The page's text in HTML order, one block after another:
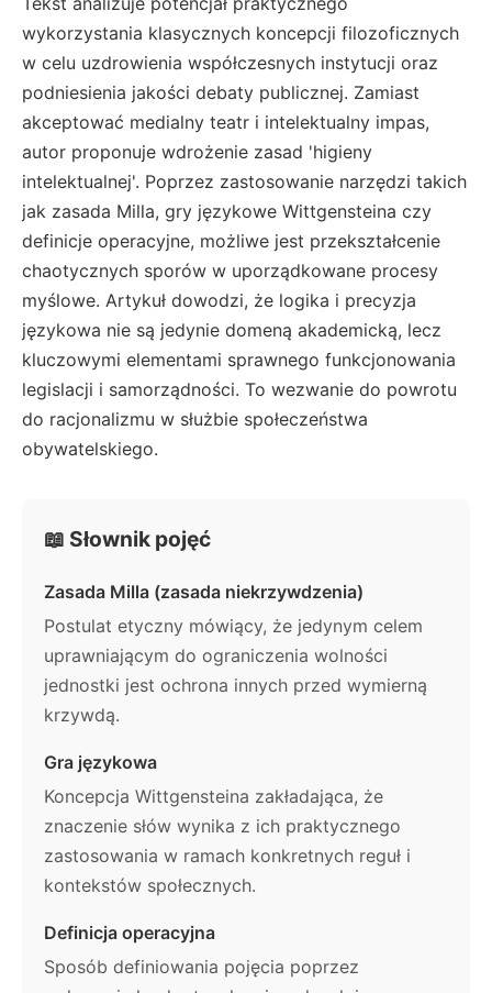
wykorzystania klasycznych koncepcji filozoficznych
w celu uzdrowienia współczesnych instytucji oraz
podniesienia jakości debaty publicznej. Zamiast
akceptować medialny teatr i intelektualny impas,
autor proponuje wdrożenie zasad 'higieny
intelektualnej'. Poprzez zastosowanie narzędzi takich
jak zasada Milla, gry językowe Wittgensteina czy
definicje operacyjne, możliwe jest przekształcenie
chaotycznych sporów w uporządkowane procesy
myślowe. Artykuł dowodzi, że logika i precyzja
językowa nie są jedynie domeną akademicką, lecz
kluczowymi elementami sprawnego funkcjonowania
legislacji i samorządności. To wezwanie do powrotu
do racjonalizmu w służbie społeczeństwa
obywatelskiego.
📖 Słownik pojęć
Zasada Milla (zasada niekrzywdzenia)
Postulat etyczny mówiący, że jedynym celem
uprawniającym do ograniczenia wolności
jednostki jest ochrona innych przed wymierną
krzywdą.
Gra językowa
Koncepcja Wittgensteina zakładająca, że
znaczenie słów wynika z ich praktycznego
zastosowania w ramach konkretnych reguł i
kontekstów społecznych.
Definicja operacyjna
Sposób definiowania pojęcia poprzez